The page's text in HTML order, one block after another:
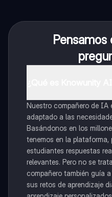
Nuestro compañero de IA
adaptado a las
Basándonos en los
tenemos en la plataforma,
estudiantes respuestas
relevantes. Pero no se
compañero también guía
sus retos de aprendizaje